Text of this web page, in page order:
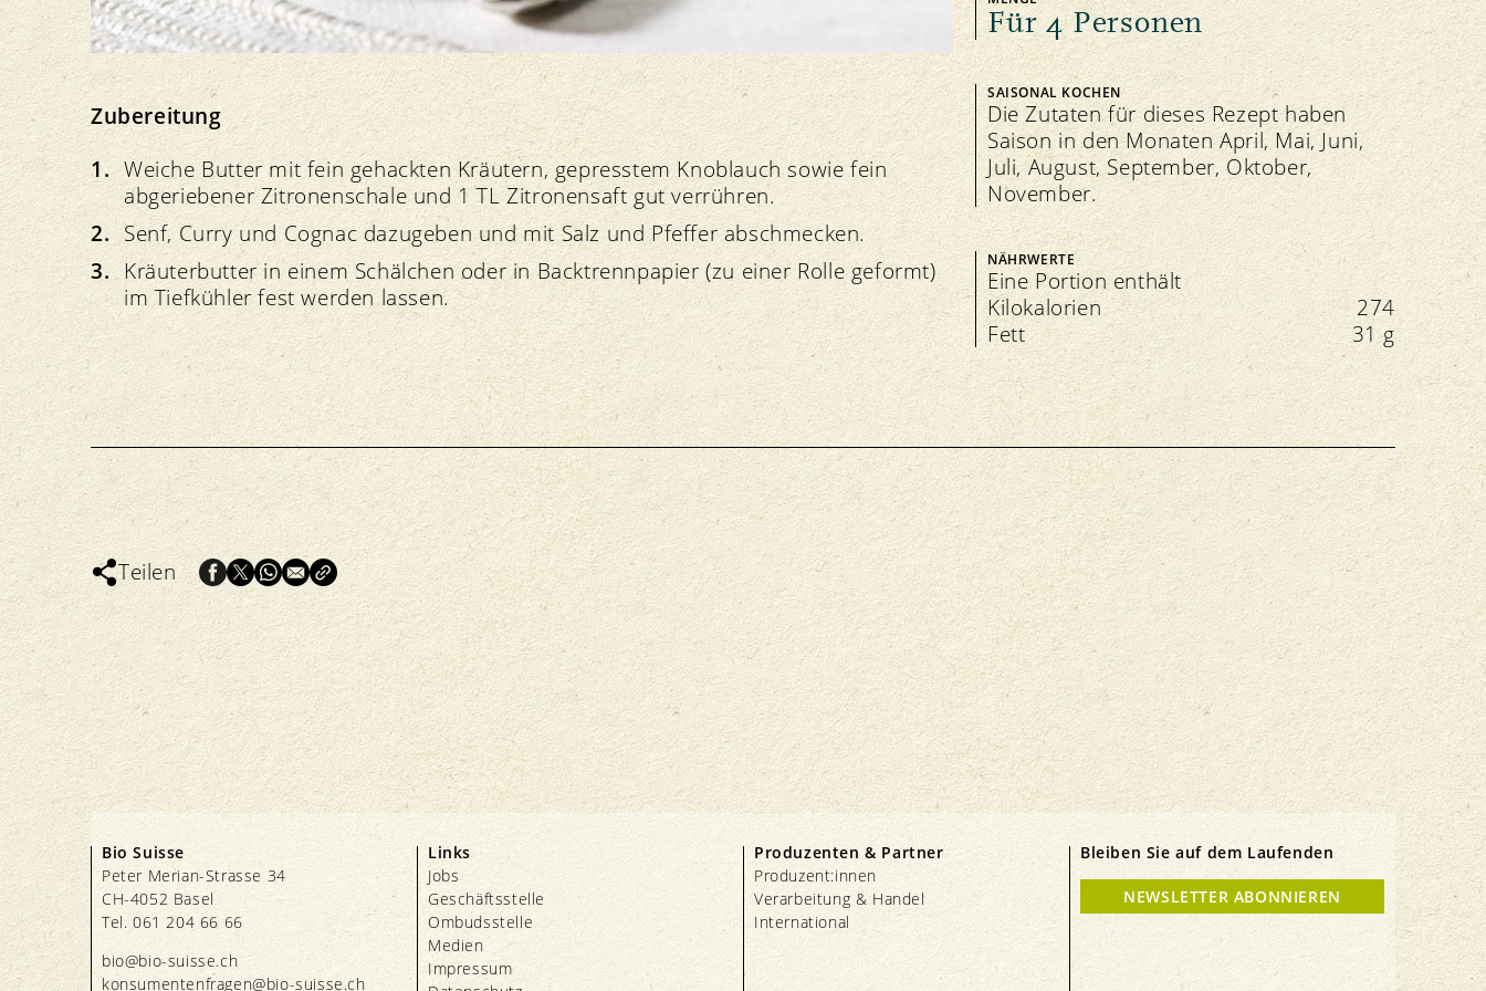
Zubereitung
Weiche Butter mit fein gehackten Kräutern, gepresstem Knoblauch sowie fein
abgeriebener Zitronenschale und 1 TL Zitronensaft gut verrühren.
Senf, Curry und Cognac dazugeben und mit Salz und Pfeffer abschmecken.
Kräuterbutter in einem Schälchen oder in Backtrennpapier (zu einer Rolle geformt)
im Tiefkühler fest werden lassen.
Für 4 Personen
SAISONAL KOCHEN
Die Zutaten für dieses Rezept haben
Saison in den Monaten April, Mai, Juni,
Juli, August, September, Oktober,
November.
NÄHRWERTE
Eine Portion enthält
Kilokalorien
274
Fett
31 g
Teilen
Bio Suisse
Peter Merian-Strasse 34
CH-4052 Basel
Tel. 061 204 66 66
bio@bio-suisse.ch
konsumentenfragen@bio-suisse.ch
Links
Jobs
Geschäftsstelle
Ombudsstelle
Medien
Impressum
Produzenten & Partner
Produzent:innen
Verarbeitung & Handel
International
Bleiben Sie auf dem Laufenden
NEWSLETTER ABONNIEREN